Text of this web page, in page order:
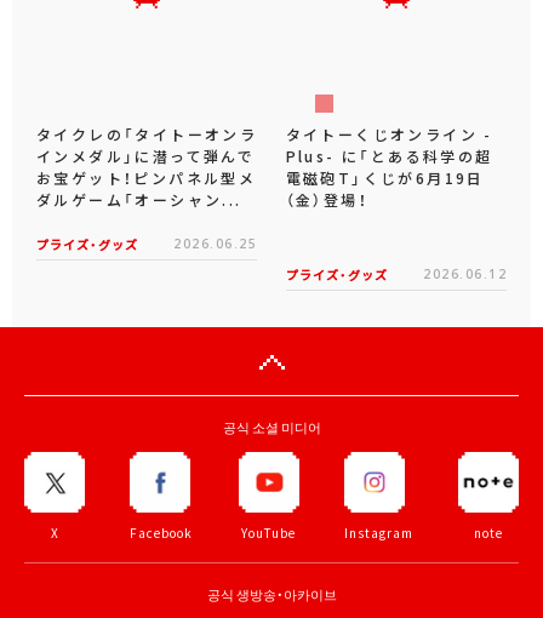
タイクレの「タイトーオンラ
インメダル」に潜って弾んで
お宝ゲット！ピンパネル型メ
ダルゲーム「オーシャン...
プライズ・グッズ 2026.06.25
タイトーくじオンライン -
Plus- に「とある科学の超
電磁砲T」くじが6月19日
（金）登場！
プライズ・グッズ 2026.06.12
공식 소셜 미디어
X Facebook YouTube Instagram note
공식 생방송・아카이브